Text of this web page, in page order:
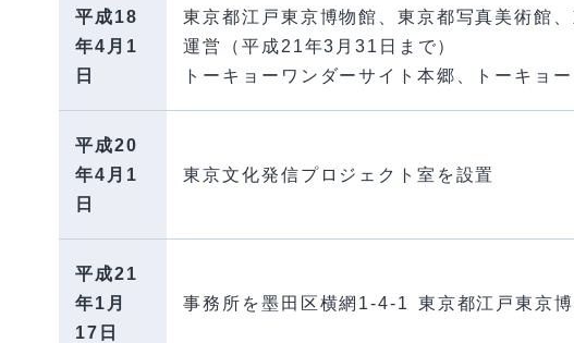
平成18
年4月1
日
東京都江戸東京博物館、東京都写真美術館
運営（平成21年3月31日まで）
トーキョーワンダーサイト本郷、トーキョ
平成20
年4月1
日
東京文化発信プロジェクト室を設置
平成21
年1月
17日
事務所を墨田区横網1-4-1 東京都江戸東京